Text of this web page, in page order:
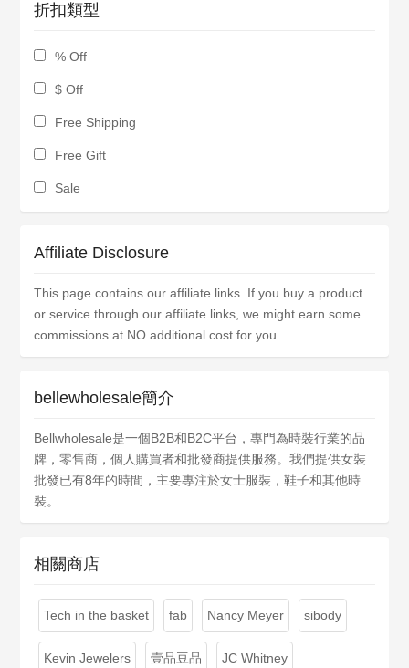
折扣類型
% Off
$ Off
Free Shipping
Free Gift
Sale
Affiliate Disclosure
This page contains our affiliate links. If you buy a product
or service through our affiliate links, we might earn some
commissions at NO additional cost for you.
bellewholesale簡介
Bellwholesale是一個B2B和B2C平台，專門為時裝行業的品
牌，零售商，個人購買者和批發商提供服務。我們提供女裝
批發已有8年的時間，主要專注於女士服裝，鞋子和其他時
裝。
相關商店
Tech in the basket fab Nancy Meyer sibody
Kevin Jewelers 壹品豆品 JC Whitney